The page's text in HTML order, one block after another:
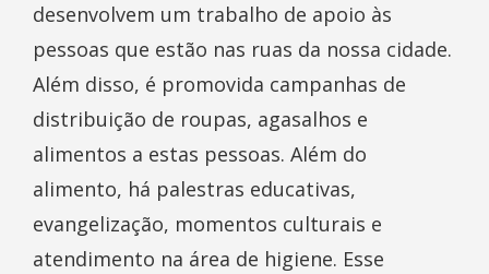
desenvolvem um trabalho de apoio às
pessoas que estão nas ruas da nossa cidade.
Além disso, é promovida campanhas de
distribuição de roupas, agasalhos e
alimentos a estas pessoas. Além do
alimento, há palestras educativas,
evangelização, momentos culturais e
atendimento na área de higiene. Esse